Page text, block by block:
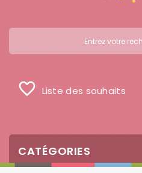
favorite_border Liste des souhaits
CATÉGORIES